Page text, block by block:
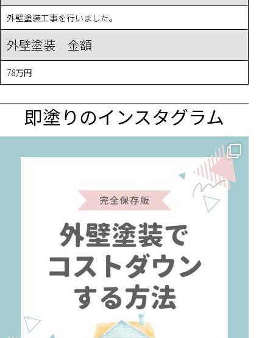
外壁塗装工事を行いました。
外壁塗装 金額
78万円
即塗りのインスタグラム
✨ 賢いお金の使い方！外壁塗装でコストダウンする方法 🏠